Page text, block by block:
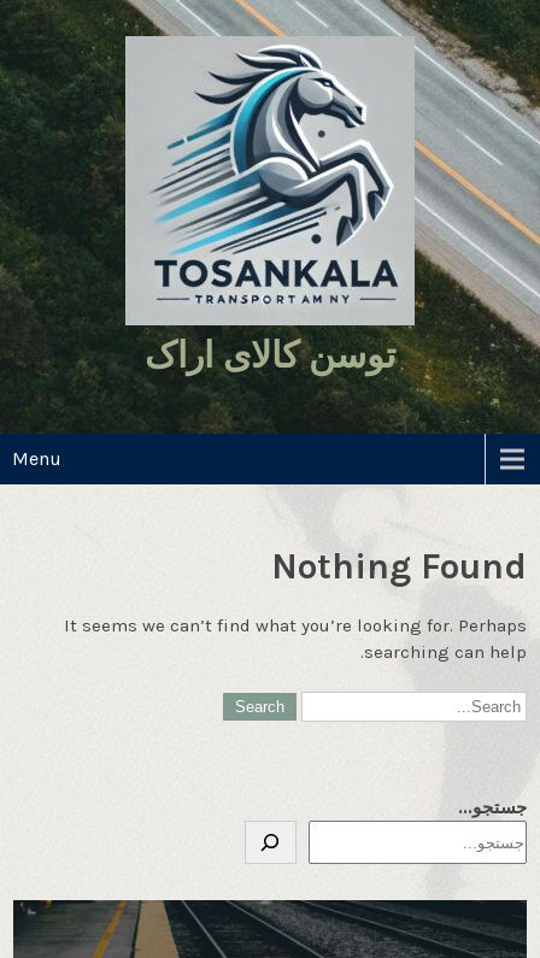
Skip
to
content
توسن کالای اراک
همراهی مطمئن در مسیرهای طولانی
Menu
Nothing Found
It seems we can’t find what you’re looking for. Perhaps
searching can help.
جستجو...